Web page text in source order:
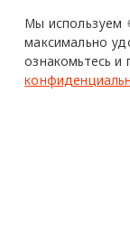
эстетики:
форму
юбилейной
Scandinavian
Мы используем
максимально
ознакомьтесь и